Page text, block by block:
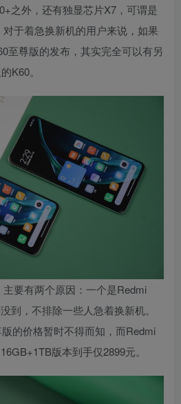
之外，还有独显芯片X7，可谓是
于着急换新机的用户来说，如果
至尊版的发布，其实完全可以有另
K60。
要有两个原因：一个是Redmi
到，不排除一些人急着换新机。
的价格暂时不得而知，而Redmi
版本到手仅2899元。